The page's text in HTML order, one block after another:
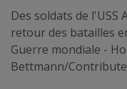
Des soldats de
retour des batailles
Guerre mondiale -
Bettmann/